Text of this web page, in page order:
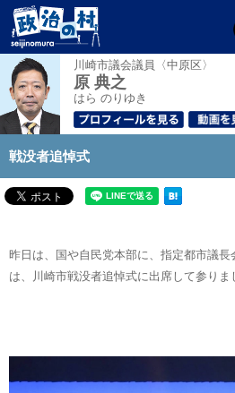
川崎市議会議員〈中原区〉
原 典之
はら のりゆき
戦没者追悼式
昨日は、国や自民党本部に、指定都市議
は、川崎市戦没者追悼式に出席して参りま